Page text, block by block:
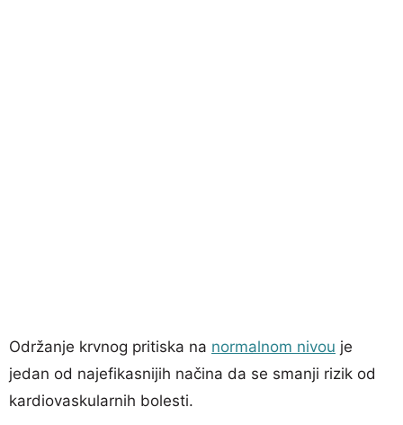
Održanje krvnog pritiska na normalnom nivou je
jedan od najefikasnijih načina da se smanji rizik od
kardiovaskularnih bolesti.